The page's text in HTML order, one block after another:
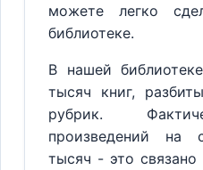
можете легко
библиотеке.
В нашей
тысяч книг,
рубрик.
произведений на
тысяч - это